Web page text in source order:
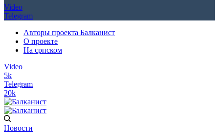
Video
Telegram
Авторы проекта Балканист
О проекте
На српском
Video
5k
Telegram
20k
Новости